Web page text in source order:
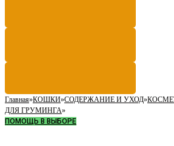
Главная»КОШКИ»СОДЕРЖАНИЕ И УХОД»
ДЛЯ ГРУМИНГА»
ПОМОЩЬ В ВЫБОРЕ